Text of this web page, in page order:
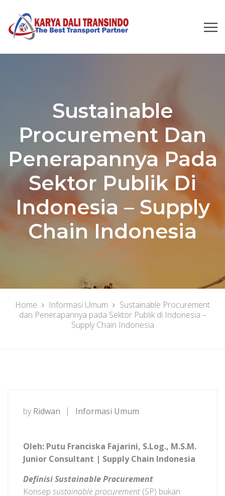
Sustainable
Procurement Dan
Penerapannya Pada
Sektor Publik Di
Indonesia – Supply
Chain Indonesia
Home Informasi Umum
Sustainable Procurement
dan Penerapannya pada Sektor Publik di Indonesia –
Supply Chain Indonesia
by Ridwan Informasi Umum
Oleh: Putu Franciska Fajarini, S.Log., M.S.M.
Junior Consultant | Supply Chain Indonesia
Definisi Sustainable Procurement
Konsep sustainable procurement(SP) bukan